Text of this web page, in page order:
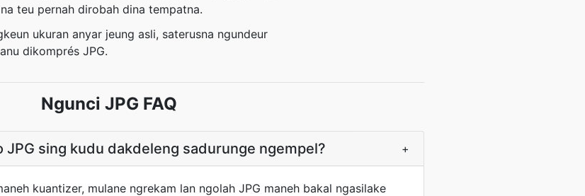
teu pernah dirobah dina tempatna.
ukuran anyar jeung asli, saterusna ngundeur
dikomprés JPG.
Ngunci JPG FAQ
JPG sing kudu dakdeleng sadurunge ngempel? +
kuantizer, mulane ngrekam lan ngolah JPG maneh bakal ngasilake